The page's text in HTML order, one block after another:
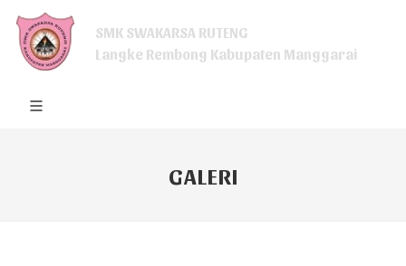
SMK SWAKARSA RUTENG
Langke Rembong Kabupaten Manggarai
GALERI